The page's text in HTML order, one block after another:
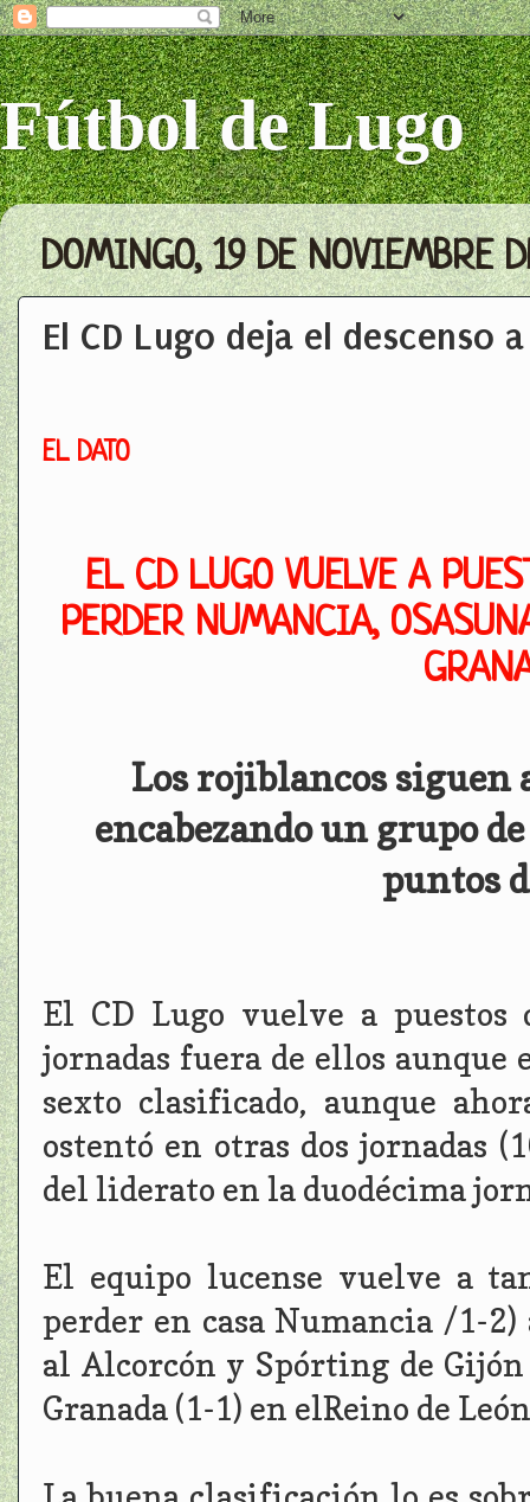
Fútbol de Lugo
DOMINGO, 19 DE NOVIEMBRE
El CD Lugo deja el descenso
EL DATO
EL CD LUGO VUELVE A
PERDER NUMANCIA,
Los rojiblancos siguen
encabezando un grupo
puntos
El CD Lugo vuelve a puestos
jornadas fuera de ellos aunque
sexto clasificado, aunque
ostentó en otras dos jornadas
del liderato en la duodécima
El equipo lucense vuelve a
perder en casa Numancia /1-
al Alcorcón y Spórting de
Granada (1-1) en elReino de